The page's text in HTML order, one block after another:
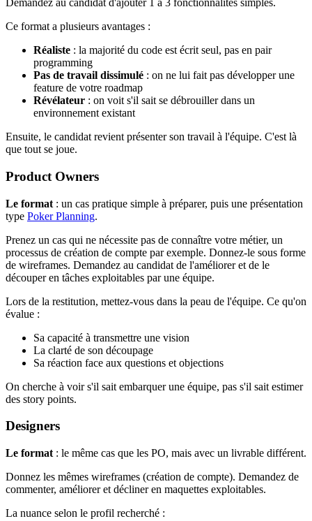
Demandez au candidat d'ajouter 1 à 3 fonctionnalités simples.
Ce format a plusieurs avantages :
Réaliste : la majorité du code est écrit seul, pas en pair
programming
Pas de travail dissimulé : on ne lui fait pas développer une
feature de votre roadmap
Révélateur : on voit s'il sait se débrouiller dans un
environnement existant
Ensuite, le candidat revient présenter son travail à l'équipe. C'est là
que tout se joue.
Product Owners
Le format : un cas pratique simple à préparer, puis une présentation
type Poker Planning.
Prenez un cas qui ne nécessite pas de connaître votre métier, un
processus de création de compte par exemple. Donnez-le sous forme
de wireframes. Demandez au candidat de l'améliorer et de le
découper en tâches exploitables par une équipe.
Lors de la restitution, mettez-vous dans la peau de l'équipe. Ce qu'on
évalue :
Sa capacité à transmettre une vision
La clarté de son découpage
Sa réaction face aux questions et objections
On cherche à voir s'il sait embarquer une équipe, pas s'il sait estimer
des story points.
Designers
Le format : le même cas que les PO, mais avec un livrable différent.
Donnez les mêmes wireframes (création de compte). Demandez de
commenter, améliorer et décliner en maquettes exploitables.
La nuance selon le profil recherché :